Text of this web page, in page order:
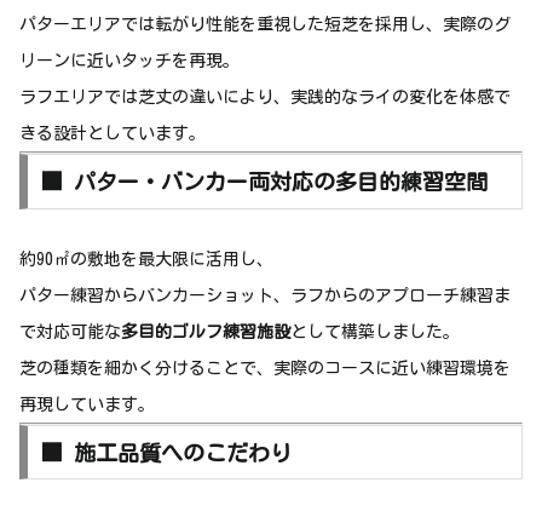
パターエリアでは転がり性能を重視した短芝を採用し、実際のグ
リーンに近いタッチを再現。
ラフエリアでは芝丈の違いにより、実践的なライの変化を体感で
きる設計としています。
■ パター・バンカー両対応の多目的練習空間
約90㎡の敷地を最大限に活用し、
パター練習からバンカーショット、ラフからのアプローチ練習ま
で対応可能な多目的ゴルフ練習施設として構築しました。
芝の種類を細かく分けることで、実際のコースに近い練習環境を
再現しています。
■ 施工品質へのこだわり